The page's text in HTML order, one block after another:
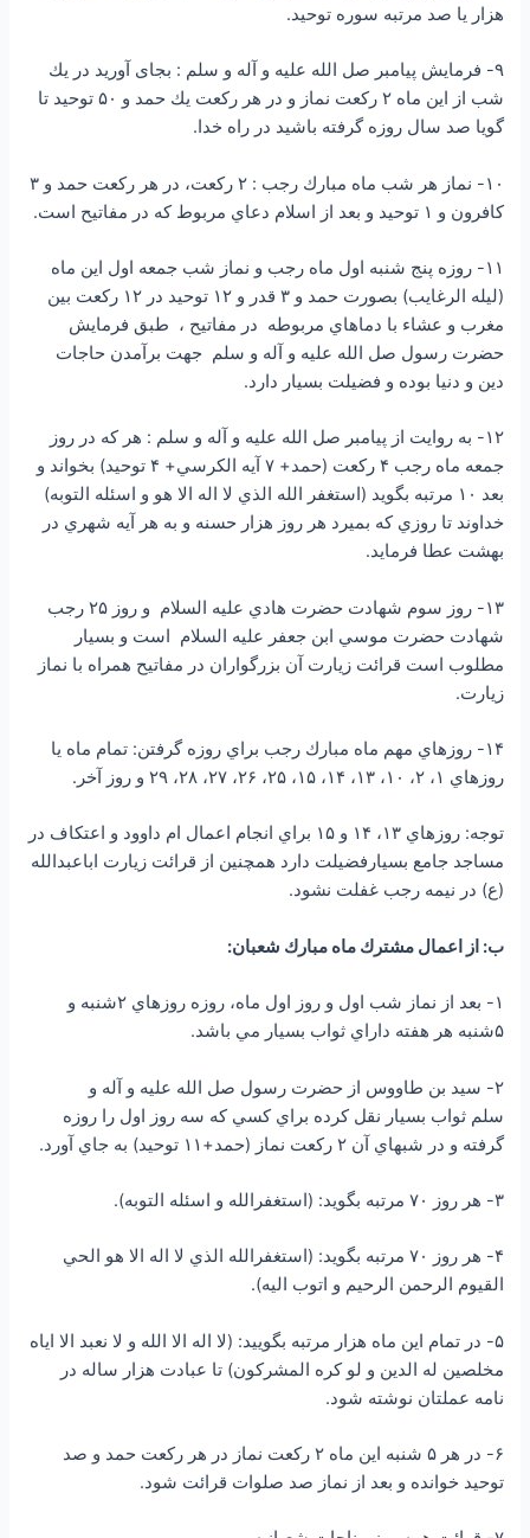
هزار يا صد مرتبه سوره توحيد.
۹- فرمايش پيامبر صل الله علیه و آله و سلم : بجای آورید در يك
شب از اين ماه ۲ ركعت نماز و در هر ركعت يك حمد و ۵۰ توحيد تا
گويا صد سال روزه گرفته باشید در راه خدا.
۱۰- نماز هر شب ماه مبارك رجب : ۲ ركعت، در هر ركعت حمد و ۳
كافرون و ۱ توحيد و بعد از اسلام دعاي مربوط كه در مفاتيح است.
۱۱- روزه پنج شنبه اول ماه رجب و نماز شب جمعه اول اين ماه
(ليله الرغايب) بصورت حمد و ۳ قدر و ۱۲ توحيد در ۱۲ ركعت بين
مغرب و عشاء با دماهاي مربوطه در مفاتيح ، طبق فرمايش
حضرت رسول صل الله علیه و آله و سلم جهت برآمدن حاجات
دين و دنيا بوده و فضيلت بسيار دارد.
۱۲- به روايت از پيامبر صل الله علیه و آله و سلم : هر كه در روز
جمعه ماه رجب ۴ ركعت (حمد+ ۷ آيه الكرسي+ ۴ توحيد) بخواند و
بعد ۱۰ مرتبه بگويد (استغفر الله الذي لا اله الا هو و اسئله التوبه)
خداوند تا روزي كه بميرد هر روز هزار حسنه و به هر آيه شهري در
بهشت عطا فرمايد.
۱۳- روز سوم شهادت حضرت هادي علیه السلام و روز ۲۵ رجب
شهادت حضرت موسي ابن جعفر علیه السلام است و بسيار
مطلوب است قرائت زيارت آن بزرگواران در مفاتيح همراه با نماز
زيارت.
۱۴- روزهاي مهم ماه مبارك رجب براي روزه گرفتن: تمام ماه يا
روزهاي ۱، ۲، ۱۰، ۱۳، ۱۴، ۱۵، ۲۵، ۲۶، ۲۷، ۲۸، ۲۹ و روز آخر.
توجه: روزهاي ۱۳، ۱۴ و ۱۵ براي انجام اعمال ام داوود و اعتكاف در
مساجد جامع بسيارفضیلت دارد همچنين از قرائت زيارت اباعبدالله
(ع) در نيمه رجب غفلت نشود.
ب: از اعمال مشترك ماه مبارك شعبان:
۱- بعد از نماز شب اول و روز اول ماه، روزه روزهاي ۲شنبه و
۵شنبه هر هفته داراي ثواب بسيار مي باشد.
۲- سيد بن طاووس از حضرت رسول صل الله علیه و آله و
سلم ثواب بسيار نقل كرده براي كسي كه سه روز اول را روزه
گرفته و در شبهاي آن ۲ ركعت نماز (حمد+۱۱ توحيد) به جاي آورد.
۳- هر روز ۷۰ مرتبه بگويد: (استغفرالله و اسئله التوبه).
۴- هر روز ۷۰ مرتبه بگويد: (استغفرالله الذي لا اله الا هو الحي
القيوم الرحمن الرحيم و اتوب اليه).
۵- در تمام اين ماه هزار مرتبه بگوييد: (لا اله الا الله و لا نعبد الا اياه
مخلصين له الدين و لو كره المشركون) تا عبادت هزار ساله در
نامه عملتان نوشته شود.
۶- در هر ۵ شنبه اين ماه ۲ ركعت نماز در هر ركعت حمد و صد
توحيد خوانده و بعد از نماز صد صلوات قرائت شود.